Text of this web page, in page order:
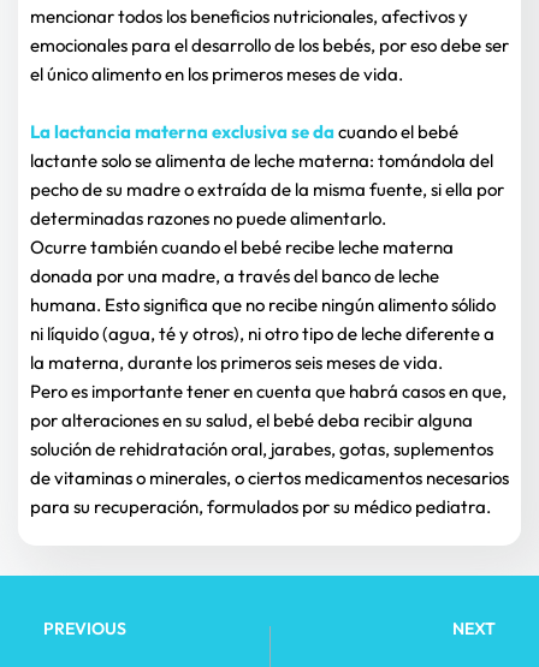
mencionar todos los beneficios nutricionales, afectivos y
emocionales para el desarrollo de los bebés, por eso debe ser
el único alimento en los primeros meses de vida.
La lactancia materna exclusiva se dacuando el bebé
lactante solo se alimenta de leche materna: tomándola del
pecho de su madre o extraída de la misma fuente, si ella por
determinadas razones no puede alimentarlo.
Ocurre también cuando el bebé recibe leche materna
donada por una madre, a través del banco de leche
humana. Esto significa que no recibe ningún alimento sólido
ni líquido (agua, té y otros), ni otro tipo de leche diferente a
la materna, durante los primeros seis meses de vida.
Pero es importante tener en cuenta que habrá casos en que,
por alteraciones en su salud, el bebé deba recibir alguna
solución de rehidratación oral, jarabes, gotas, suplementos
de vitaminas o minerales, o ciertos medicamentos necesarios
para su recuperación, formulados por su médico pediatra.
PREVIOUS NEXT